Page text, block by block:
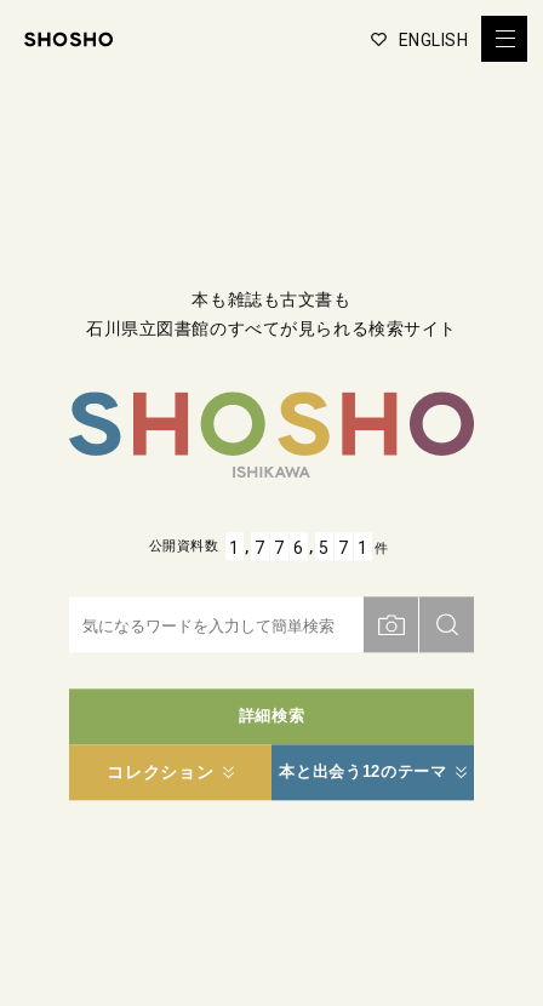
ENGLISH
本も雑誌も古文書も
石川県立図書館のすべてが見られる検索サイト
詳細検索
コレクション 本と出会う12のテーマ
公開資料数 1 , 7 7 6 , 5 7 1 件